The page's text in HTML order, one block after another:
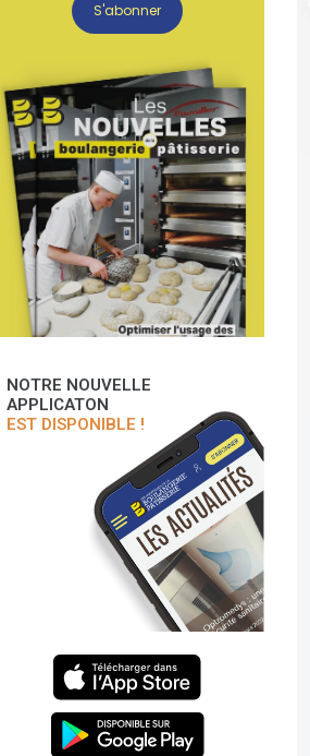
S'abonner
NOTRE NOUVELLE
APPLICATON
EST DISPONIBLE !